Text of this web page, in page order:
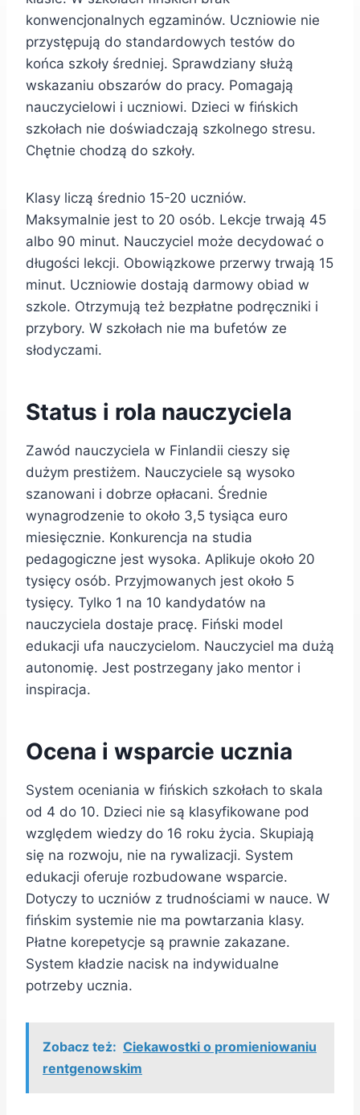
konwencjonalnych egzaminów. Uczniowie nie
przystępują do standardowych testów do
końca szkoły średniej. Sprawdziany służą
wskazaniu obszarów do pracy. Pomagają
nauczycielowi i uczniowi. Dzieci w fińskich
szkołach nie doświadczają szkolnego stresu.
Chętnie chodzą do szkoły.
Klasy liczą średnio 15-20 uczniów.
Maksymalnie jest to 20 osób. Lekcje trwają 45
albo 90 minut. Nauczyciel może decydować o
długości lekcji. Obowiązkowe przerwy trwają 15
minut. Uczniowie dostają darmowy obiad w
szkole. Otrzymują też bezpłatne podręczniki i
przybory. W szkołach nie ma bufetów ze
słodyczami.
Status i rola nauczyciela
Zawód nauczyciela w Finlandii cieszy się
dużym prestiżem. Nauczyciele są wysoko
szanowani i dobrze opłacani. Średnie
wynagrodzenie to około 3,5 tysiąca euro
miesięcznie. Konkurencja na studia
pedagogiczne jest wysoka. Aplikuje około 20
tysięcy osób. Przyjmowanych jest około 5
tysięcy. Tylko 1 na 10 kandydatów na
nauczyciela dostaje pracę. Fiński model
edukacji ufa nauczycielom. Nauczyciel ma dużą
autonomię. Jest postrzegany jako mentor i
inspiracja.
Ocena i wsparcie ucznia
System oceniania w fińskich szkołach to skala
od 4 do 10. Dzieci nie są klasyfikowane pod
względem wiedzy do 16 roku życia. Skupiają
się na rozwoju, nie na rywalizacji. System
edukacji oferuje rozbudowane wsparcie.
Dotyczy to uczniów z trudnościami w nauce. W
fińskim systemie nie ma powtarzania klasy.
Płatne korepetycje są prawnie zakazane.
System kładzie nacisk na indywidualne
potrzeby ucznia.
Zobacz też: Ciekawostki o promieniowaniu
rentgenowskim